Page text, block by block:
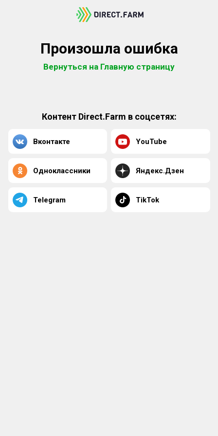
Произошла ошибка
Вернуться на Главную страницу
Контент Direct.Farm в соцсетях:
Вконтакте YouTube
Одноклассники Яндекс.Дзен
Telegram TikTok